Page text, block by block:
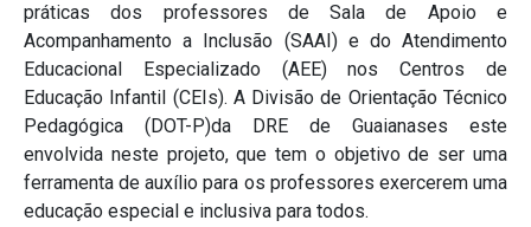
práticas dos professores de Sala de Apoio e
Acompanhamento a Inclusão (SAAI) e do Atendimento
Educacional Especializado (AEE) nos Centros de
Educação Infantil (CEIs). A Divisão de Orientação Técnico
Pedagógica (DOT-P)da DRE de Guaianases este
envolvida neste projeto, que tem o objetivo de ser uma
ferramenta de auxílio para os professores exercerem uma
educação especial e inclusiva para todos.